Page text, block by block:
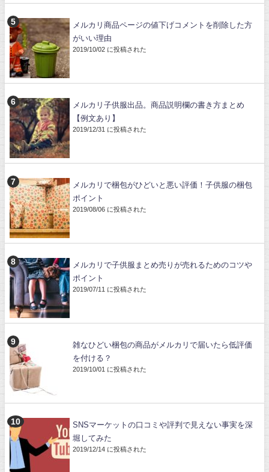
メルカリ商品ページの値下げコメントを削除した方
がいい理由
2019/10/02 に投稿された
メルカリ子供服出品。商品説明欄の書き方まとめ
【例文あり】
2019/12/31 に投稿された
メルカリで梱包がひどいと悪い評価！子供服の梱包
ポイント
2019/08/06 に投稿された
メルカリで子供服まとめ売りが売れるためのコツや
ポイント
2019/07/11 に投稿された
雑なひどい梱包の商品がメルカリで届いたら低評価
を付ける？
2019/10/01 に投稿された
SNSマーケットの口コミや評判で見えない事実を深
堀してみた
2019/12/14 に投稿された